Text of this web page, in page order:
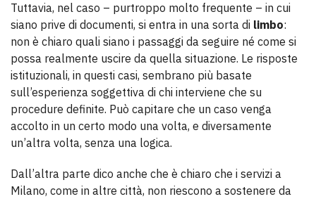
Tuttavia, nel caso – purtroppo molto frequente – in cui
siano prive di documenti, si entra in una sorta di limbo:
non è chiaro quali siano i passaggi da seguire né come si
possa realmente uscire da quella situazione. Le risposte
istituzionali, in questi casi, sembrano più basate
sull’esperienza soggettiva di chi interviene che su
procedure definite. Può capitare che un caso venga
accolto in un certo modo una volta, e diversamente
un’altra volta, senza una logica.
Dall’altra parte dico anche che è chiaro che i servizi a
Milano, come in altre città, non riescono a sostenere da